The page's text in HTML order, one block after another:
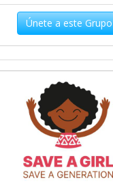
Únete a este Grupo